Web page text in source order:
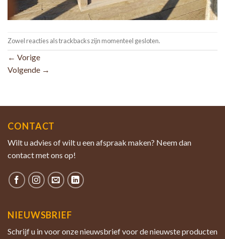
Zowel reacties als trackbacks zijn momenteel gesloten.
← Vorige
Volgende →
CONTACT
Wilt u advies of wilt u een afspraak maken? Neem dan
contact met ons op!
NIEUWSBRIEF
Schrijf u in voor onze nieuwsbrief voor de nieuwste producten